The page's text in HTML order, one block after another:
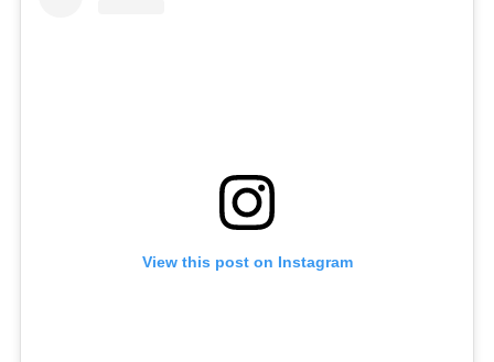
View this post on Instagram